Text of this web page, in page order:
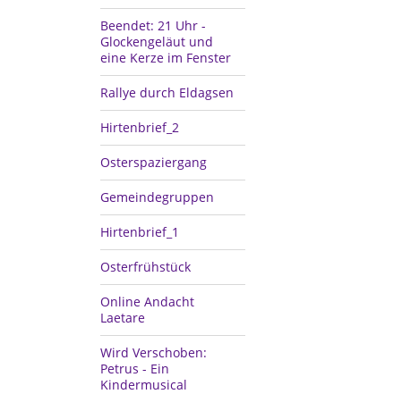
Beendet: 21 Uhr -
Glockengeläut und
eine Kerze im Fenster
Rallye durch Eldagsen
Hirtenbrief_2
Osterspaziergang
Gemeindegruppen
Hirtenbrief_1
Osterfrühstück
Online Andacht
Laetare
Wird Verschoben:
Petrus - Ein
Kindermusical